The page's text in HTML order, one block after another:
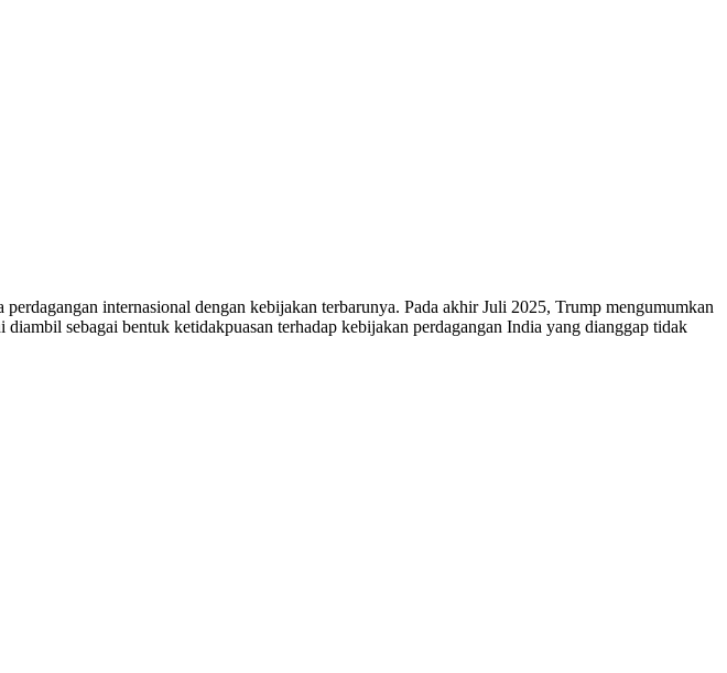
internasional dengan kebijakan terbarunya. Pada akhir Juli 2025, Trump mengumumkan
sebagai bentuk ketidakpuasan terhadap kebijakan perdagangan India yang dianggap tidak